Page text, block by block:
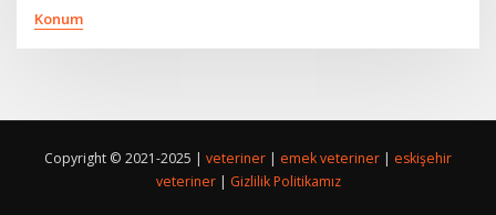
Konum
Copyright © 2021-2025 | veteriner | emek veteriner | eskişehir
veteriner| Gizlilik Politikamız